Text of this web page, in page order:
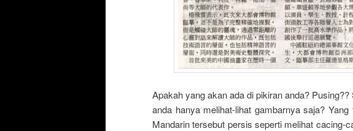
Apakah yang akan ada di pikiran anda?
anda hanya melihat-lihat gambarnya saja?
Mandarin tersebut persis seperti melihat cacing-